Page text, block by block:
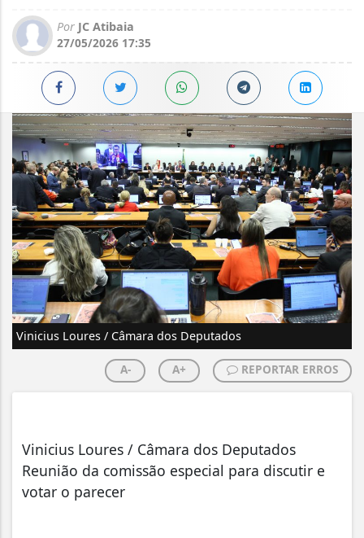
Por JC Atibaia
27/05/2026 17:35
Vinicius Loures / Câmara dos Deputados
A- A+ REPORTAR ERROS
Vinicius Loures / Câmara dos Deputados
Reunião da comissão especial para discutir e
votar o parecer